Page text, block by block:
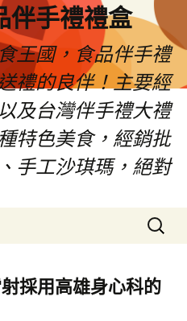
伴手禮禮盒
王國，食品伴手禮
禮的良伴！主要經
及台灣伴手禮大禮
特色美食，經銷批
手工沙琪瑪，絕對
搜
尋
鍵
字:
採用高雄身心科的